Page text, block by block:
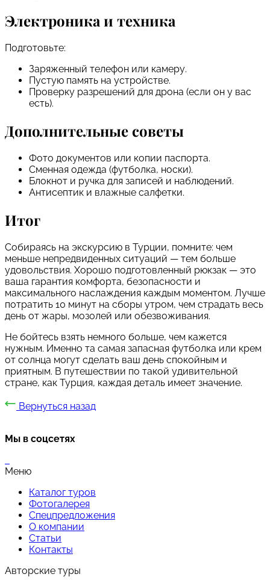
Электроника и техника
Подготовьте:
Заряженный телефон или камеру.
Пустую память на устройстве.
Проверку разрешений для дрона (если он у вас
есть).
Дополнительные советы
Фото документов или копии паспорта.
Сменная одежда (футболка, носки).
Блокнот и ручка для записей и наблюдений.
Антисептик и влажные салфетки.
Итог
Собираясь на экскурсию в Турции, помните: чем
меньше непредвиденных ситуаций — тем больше
удовольствия. Хорошо подготовленный рюкзак — это
ваша гарантия комфорта, безопасности и
максимального наслаждения каждым моментом. Лучше
потратить 10 минут на сборы утром, чем страдать весь
день от жары, мозолей или обезвоживания.
Не бойтесь взять немного больше, чем кажется
нужным. Именно та самая запасная футболка или крем
от солнца могут сделать ваш день спокойным и
приятным. В путешествии по такой удивительной
стране, как Турция, каждая деталь имеет значение.
Вернуться назад
Мы в соцсетях
Меню
Каталог туров
Фотогалерея
Спецпредложения
О компании
Статьи
Контакты
Авторские туры